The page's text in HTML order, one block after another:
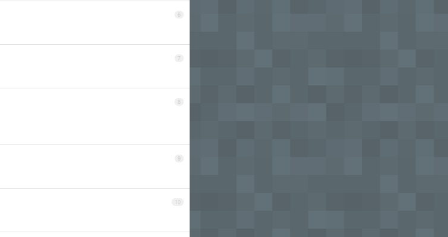
6
7
8
9
10